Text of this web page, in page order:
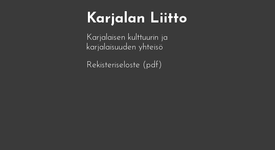
Karjalan Liitto
Karjalaisen kulttuurin ja
karjalaisuuden yhteisö
Rekisteriseloste (pdf)